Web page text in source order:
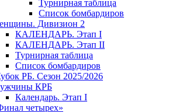
Турнирная таблица
Список бомбардиров
Дивизион 2
КАЛЕНДАРЬ. Этап I
КАЛЕНДАРЬ. Этап II
Турнирная таблица
Список бомбардиров
РБ. Сезон 2025/2026
КРБ
Календарь. Этап I
четырех»